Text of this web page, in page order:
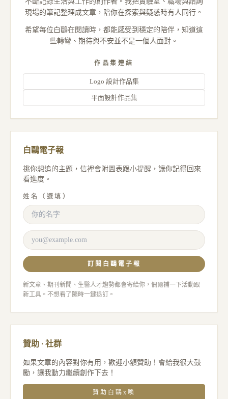
現場的筆記整理成文章，陪你在探索與疑惑時有人同行。
希望每位白鷗在閱讀時，都能感受到穩定的陪伴，知道這
些轉彎、期待與不安並不是一個人面對。
作品集連結
Logo 設計作品集
平面設計作品集
白鷗電子報
挑你想追的主題，信裡會附圖表跟小提醒，讓你記得回來
看進度。
姓名（選填）
訂閱白鷗電子報
新文章、期刊新聞、生醫人才趨勢都會寄給你，偶爾補一下活動跟
新工具。不想看了隨時一鍵退訂。
贊助 · 社群
如果文章的內容對你有用，歡迎小額贊助！會給我很大鼓
勵，讓我動力繼續創作下去！
贊助白鷗x喚